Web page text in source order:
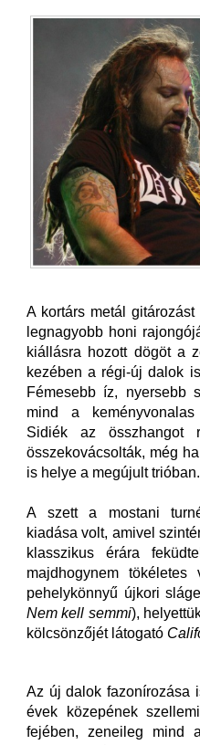
A kortárs metál
legnagyobb honi
kiállásra hozott dögöt a
kezében a régi-új dalok
Fémesebb íz, nyersebb
mind a keményvonalas
Sidiék az
összekovácsolták, még
is helye a megújult trióban.
A szett a mostani
kiadása volt, amivel
klasszikus érára
majdhogynem
pehelykönnyű újkori
Nem kell semmi),
kölcsönzőjét látogató
Az új dalok fazonírozása
évek közepének
fejében, zeneileg mind